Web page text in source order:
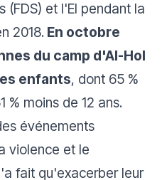
(FDS) et l'EI pendant la
2018. En octobre
du camp d'Al-Hol
enfants, dont 65 %
% moins de 12 ans.
événements
violence et le
fait qu'exacerber leur